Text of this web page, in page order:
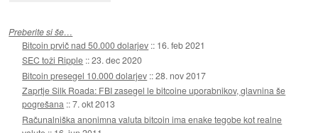
Preberite si še…
Bitcoin prvič nad 50.000 dolarjev :: 16. feb 2021
SEC toži Ripple ::23. dec 2020
Bitcoin presegel 10.000 dolarjev ::28. nov 2017
Zaprtje Silk Roada: FBI zasegel le bitcoine uporabnikov, glavnina še
pogrešana ::7. okt 2013
Računalniška anonimna valuta bitcoin ima enake tegobe kot realne